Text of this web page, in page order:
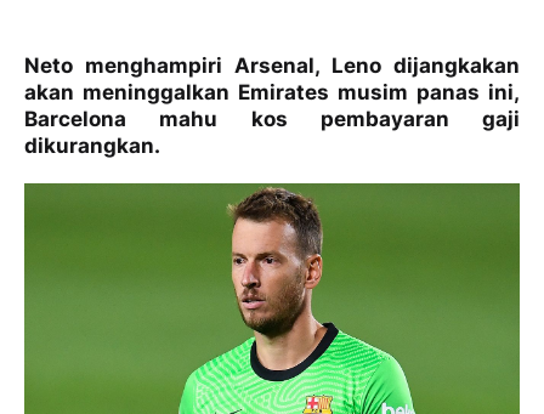
Neto menghampiri Arsenal, Leno dijangkakan
akan meninggalkan Emirates musim panas ini,
Barcelona mahu kos pembayaran gaji
dikurangkan.